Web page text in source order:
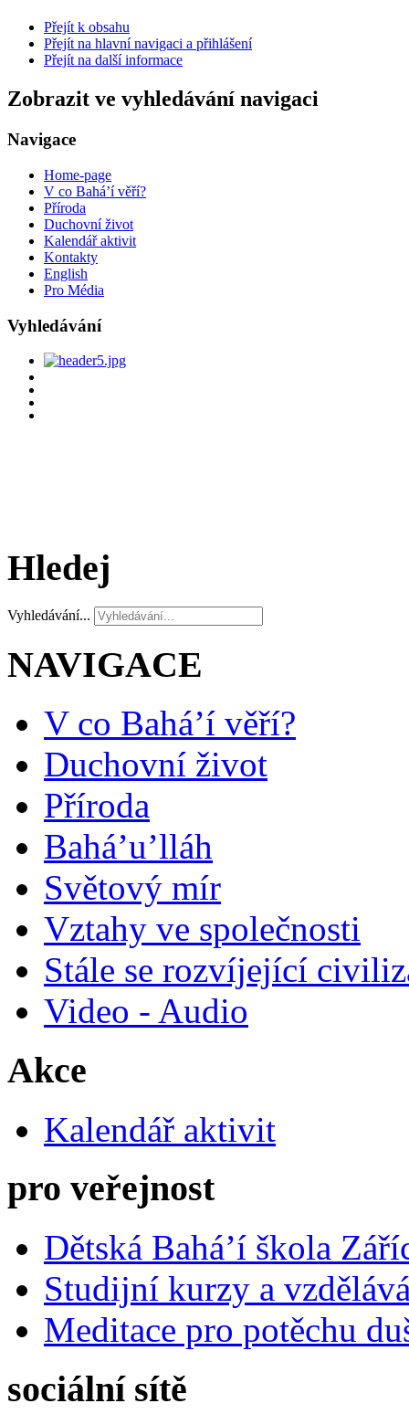
Přejít k obsahu
Přejít na hlavní navigaci a přihlášení
Přejít na další informace
Zobrazit ve vyhledávání navigaci
Navigace
Home-page
V co Bahá’í věří?
Příroda
Duchovní život
Kalendář aktivit
Kontakty
English
Pro Média
Vyhledávání
Hledej
Vyhledávání...
NAVIGACE
V co Bahá’í věří?
Duchovní život
Příroda
Bahá’u’lláh
Světový mír
Vztahy ve společnosti
Stále se rozvíjející
Video - Audio
Akce
Kalendář aktivit
pro veřejnost
Dětská Bahá’í škola
Studijní kurzy a
Meditace pro potěchu
sociální sítě